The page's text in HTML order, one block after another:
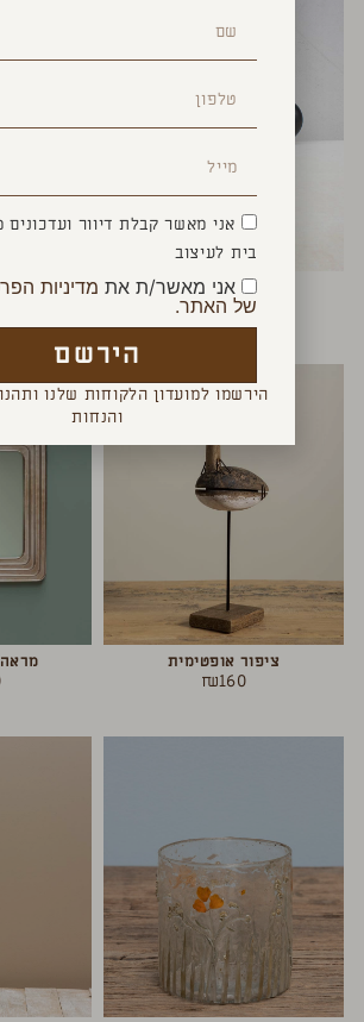
לויתן ספרים
₪340
מראה
ציפור אופטימית
₪160
אני מאשר קבלת דיוור
בית לעיצוב
אני מאשר/ת את מדיניות
של האתר.
הירשם
הירשמו למועדון הלקוחות שלנו
והנחות